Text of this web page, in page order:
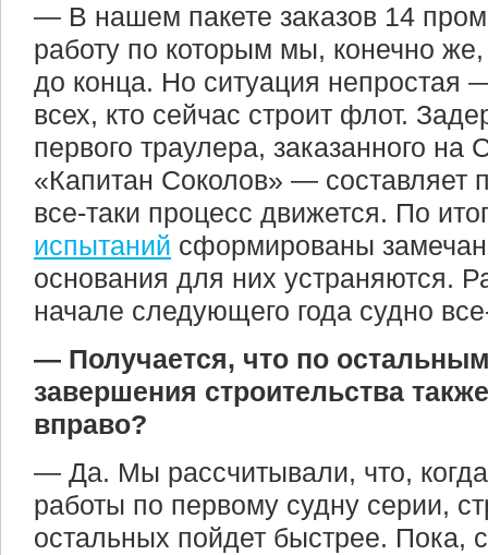
— В нашем пакете заказов 14
работу по которым мы, конечно
до конца. Но ситуация непростая
всех, кто сейчас строит флот.
первого траулера, заказанного
«Капитан Соколов» — составляет
все-таки процесс движется. По
испытаний сформированы
основания для них устраняются.
начале следующего года судно
— Получается, что по
завершения строительства
вправо?
— Да. Мы рассчитывали, что,
работы по первому судну серии,
остальных пойдет быстрее. Пока,